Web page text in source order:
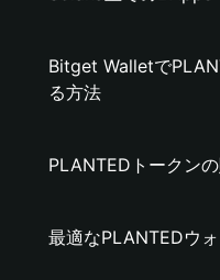
Bitget Walletで
る方法
PLANTEDトークン
最適なPLANTEDウ